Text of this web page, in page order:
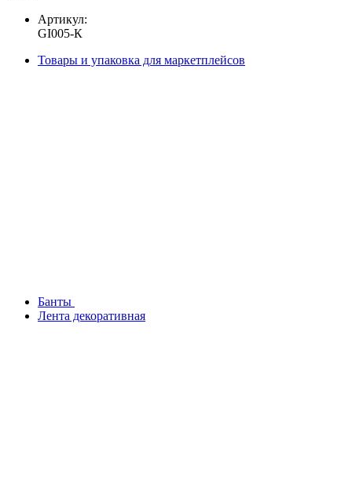
Артикул:
GI005-К
Товары и упаковка для маркетплейсов
Банты
Лента декоративная